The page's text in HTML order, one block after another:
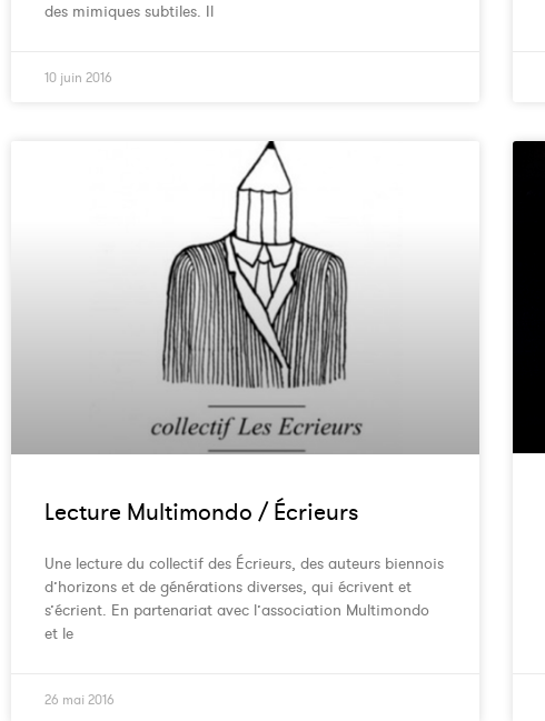
des mimiques subtiles. Il
10 juin 2016
Lecture Multimondo / Écrieurs
Une lecture du collectif des Écrieurs, des auteurs biennois
d’horizons et de générations diverses, qui écrivent et
s’écrient. En partenariat avec l’association Multimondo
et le
26 mai 2016